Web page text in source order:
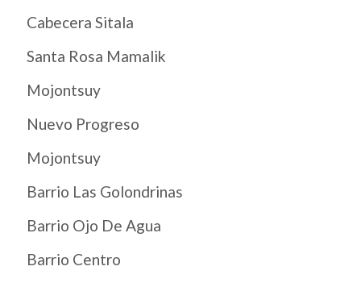
Cabecera Sitala
Santa Rosa Mamalik
Mojontsuy
Nuevo Progreso
Mojontsuy
Barrio Las Golondrinas
Barrio Ojo De Agua
Barrio Centro